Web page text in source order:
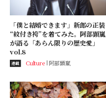
「僕と結婚できます」新郎の正装
“紋付き袴”を着てみた。阿部顕嵐
が語る「あらん限りの歴史愛」
vol.8
連載 Culture 阿部顕嵐